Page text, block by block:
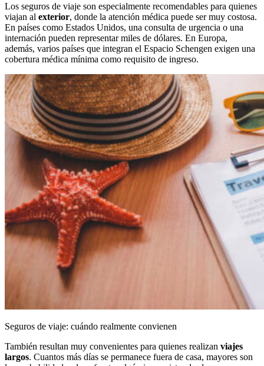
Los seguros de viaje son especialmente recomendables para quienes
viajan al exterior, donde la atención médica puede ser muy costosa.
En países como Estados Unidos, una consulta de urgencia o una
internación pueden representar miles de dólares. En Europa,
además, varios países que integran el Espacio Schengen exigen una
cobertura médica mínima como requisito de ingreso.
Seguros de viaje: cuándo realmente convienen
También resultan muy convenientes para quienes realizan viajes
largos. Cuantos más días se permanece fuera de casa, mayores son